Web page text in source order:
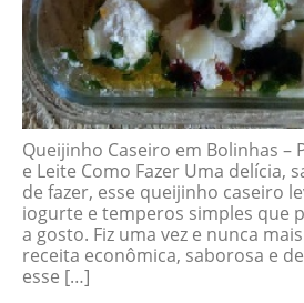
Queijinho Caseiro em Bolinhas –
e Leite Como Fazer Uma delícia,
de fazer, esse queijinho caseiro
iogurte e temperos simples que
a gosto. Fiz uma vez e nunca
receita econômica, saborosa e
esse […]